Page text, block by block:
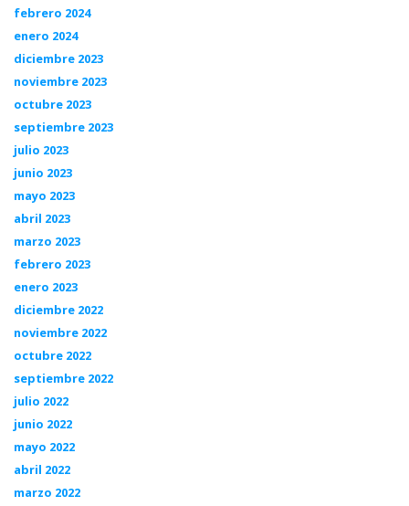
febrero 2024
enero 2024
diciembre 2023
noviembre 2023
octubre 2023
septiembre 2023
julio 2023
junio 2023
mayo 2023
abril 2023
marzo 2023
febrero 2023
enero 2023
diciembre 2022
noviembre 2022
octubre 2022
septiembre 2022
julio 2022
junio 2022
mayo 2022
abril 2022
marzo 2022